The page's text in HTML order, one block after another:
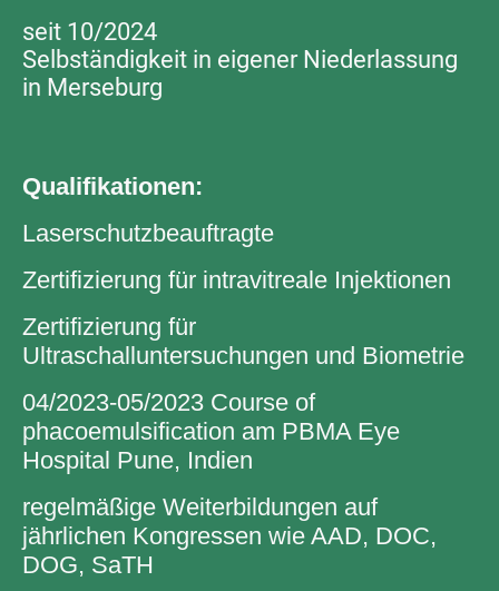
seit 10/2024
Selbständigkeit in eigener Niederlassung
in Merseburg
Qualifikationen:
Laserschutzbeauftragte
Zertifizierung für intravitreale Injektionen
Zertifizierung für
Ultraschalluntersuchungen und Biometrie
04/2023-05/2023 Course of
phacoemulsification am PBMA Eye
Hospital Pune, Indien
regelmäßige Weiterbildungen auf
jährlichen Kongressen wie AAD, DOC,
DOG, SaTH